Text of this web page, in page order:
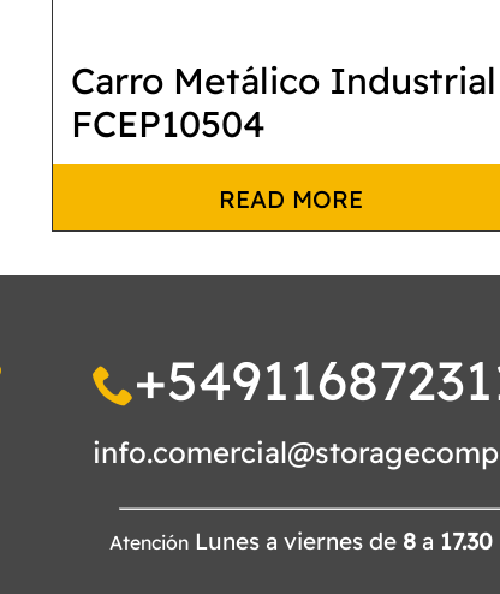
Carro Metálico Industrial
FCEP10504
READ MORE
Atención Lunes a viernes de 8 a 17.30